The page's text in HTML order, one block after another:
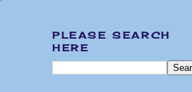
PLEASE SEARCH
HERE